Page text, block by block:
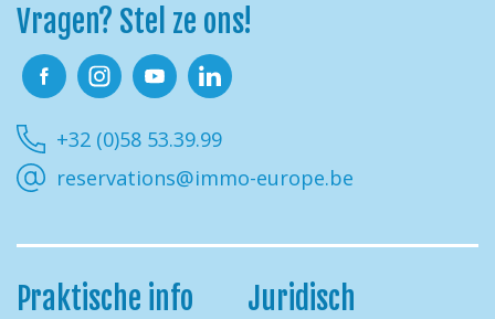
Vragen? Stel ze ons!
+32 (0)58 53.39.99
reservations@immo-europe.be
Praktische info Juridisch